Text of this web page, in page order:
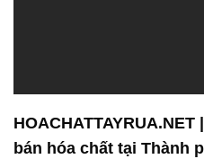
bán hóa chất tại Thành